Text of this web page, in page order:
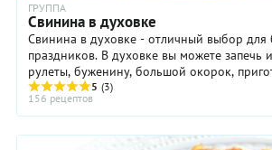
ГРУППА
Свинина в духовке
Свинина в духовке - отличный выбор для
праздников. В духовке вы можете запечь
рулеты, буженину, большой окорок,
незамысловатье жаркое по-домашнему или
5 (3)
156 рецептов